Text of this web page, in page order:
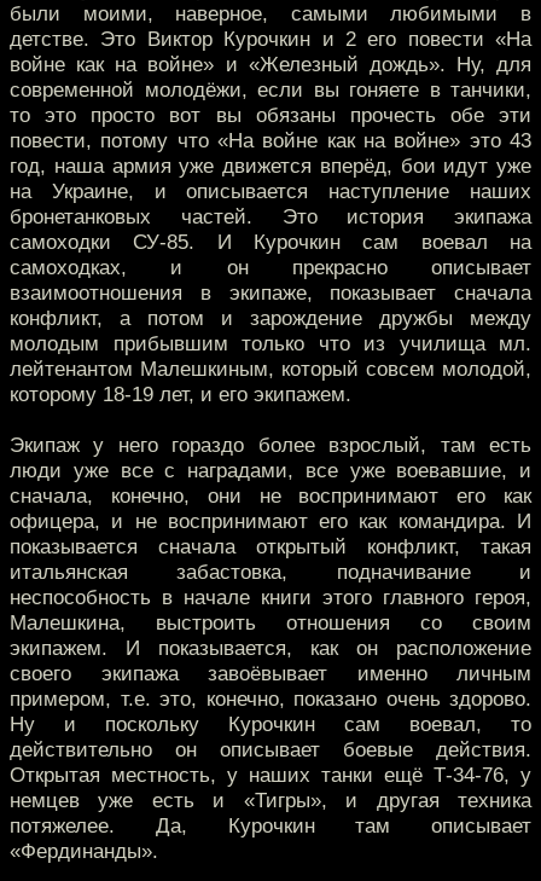
были моими, наверное, самыми любимыми в
детстве. Это Виктор Курочкин и 2 его повести «На
войне как на войне» и «Железный дождь». Ну, для
современной молодёжи, если вы гоняете в танчики,
то это просто вот вы обязаны прочесть обе эти
повести, потому что «На войне как на войне» это 43
год, наша армия уже движется вперёд, бои идут уже
на Украине, и описывается наступление наших
бронетанковых частей. Это история экипажа
самоходки СУ-85. И Курочкин сам воевал на
самоходках, и он прекрасно описывает
взаимоотношения в экипаже, показывает сначала
конфликт, а потом и зарождение дружбы между
молодым прибывшим только что из училища мл.
лейтенантом Малешкиным, который совсем молодой,
которому 18-19 лет, и его экипажем.
Экипаж у него гораздо более взрослый, там есть
люди уже все с наградами, все уже воевавшие, и
сначала, конечно, они не воспринимают его как
офицера, и не воспринимают его как командира. И
показывается сначала открытый конфликт, такая
итальянская забастовка, подначивание и
неспособность в начале книги этого главного героя,
Малешкина, выстроить отношения со своим
экипажем. И показывается, как он расположение
своего экипажа завоёвывает именно личным
примером, т.е. это, конечно, показано очень здорово.
Ну и поскольку Курочкин сам воевал, то
действительно он описывает боевые действия.
Открытая местность, у наших танки ещё Т-34-76, у
немцев уже есть и «Тигры», и другая техника
потяжелее. Да, Курочкин там описывает
«Фердинанды».